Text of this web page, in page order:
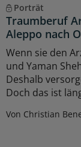
Porträt
Traumberuf
Aleppo nach
Wenn sie den
und Yaman
Deshalb
Doch das ist
Von Christian